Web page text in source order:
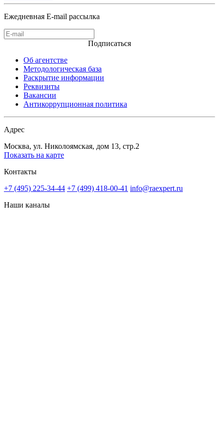
Ежедневная E-mail рассылка
Подписаться
Об агентстве
Методологическая база
Раскрытие информации
Реквизиты
Вакансии
Антикоррупционная политика
Адрес
Москва, ул. Николоямская, дом 13, стр.2
Показать на карте
Контакты
+7 (495) 225-34-44 +7 (499) 418-00-41 info@raexpert.ru
Наши каналы